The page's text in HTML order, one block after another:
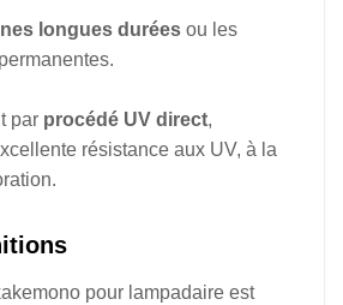
longues durées ou les
par procédé UV direct,
résistance aux UV, à la
pour lampadaire est